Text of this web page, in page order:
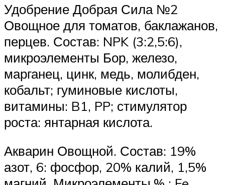
Удобрение Добрая Сила №2
Овощное для томатов, баклажанов,
перцев. Состав: NPK (3:2,5:6),
микроэлементы Бор, железо,
марганец, цинк, медь, молибден,
кобальт; гуминовые кислоты,
витамины: B1, PP; стимулятор
роста: янтарная кислота.
Акварин Овощной. Состав: 19%
азот, 6: фосфор, 20% калий, 1,5%